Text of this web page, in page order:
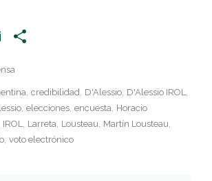
Email
credibilidad D'Alessio D'Alessio IROL
elecciones encuesta Horacio
IROL Larreta Lousteau Martín Lousteau
voto electrónico